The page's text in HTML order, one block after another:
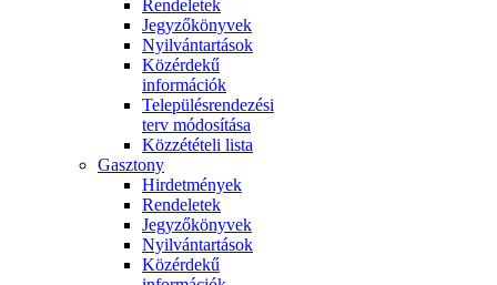
Rendeletek
Jegyzőkönyvek
Nyilvántartások
Közérdekű
információk
Településrendezési
terv módosítása
Közzétételi lista
Gasztony
Hirdetmények
Rendeletek
Jegyzőkönyvek
Nyilvántartások
Közérdekű